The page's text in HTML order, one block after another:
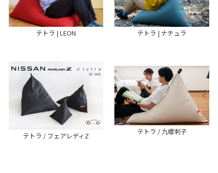
テトラ | LEON テトラ | ナチュラ
テトラ / フェアレディZ テトラ / 九櫻刺子